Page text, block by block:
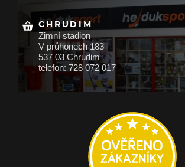
CHRUDIM
Zimní stadion
V průhonech 183
537 03 Chrudim
telefon: 728 072 017